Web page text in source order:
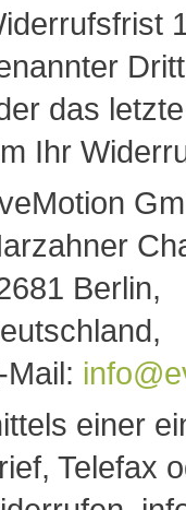
das
Ihr
Berlin,
Mail:
einer
Telefax